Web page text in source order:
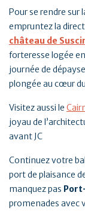
Pour se rendre sur
empruntez la
château de
forteresse logée
journée de
plongée au cœur du
Visitez aussi le
joyau de
avant JC
Continuez votre
port de plaisance
manquez pas
promenades avec